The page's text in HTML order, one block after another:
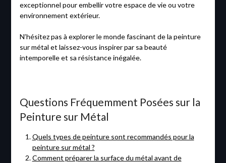
exceptionnel pour embellir votre espace de vie ou votre
environnement extérieur.
N’hésitez pas à explorer le monde fascinant de la peinture
sur métal et laissez-vous inspirer par sa beauté
intemporelle et sa résistance inégalée.
Questions Fréquemment Posées sur la
Peinture sur Métal
Quels types de peinture sont recommandés pour la
peinture sur métal ?
Comment préparer la surface du métal avant de